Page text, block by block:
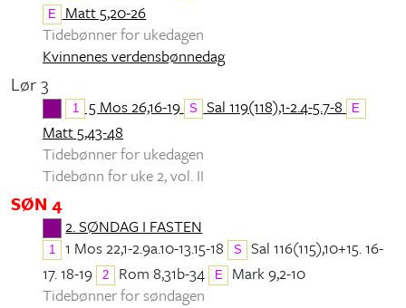
E
Matt 5,20-26
Tidebønner for ukedagen
Kvinnenes verdensbønnedag
Lør 3
1 5 Mos 26,16-19 S Sal 119(118),1-2.4-5.7-8 E
Matt 5,43-48
Tidebønner for ukedagen
Tidebønn for uke 2, vol. II
SØN 4
2. SØNDAG I FASTEN
1 1 Mos 22,1-2.9a.10-13.15-18 S
Sal 116(115),10+15. 16-
17. 18-19
2 Rom 8,31b-34 E
Mark 9,2-10
Tidebønner for søndagen